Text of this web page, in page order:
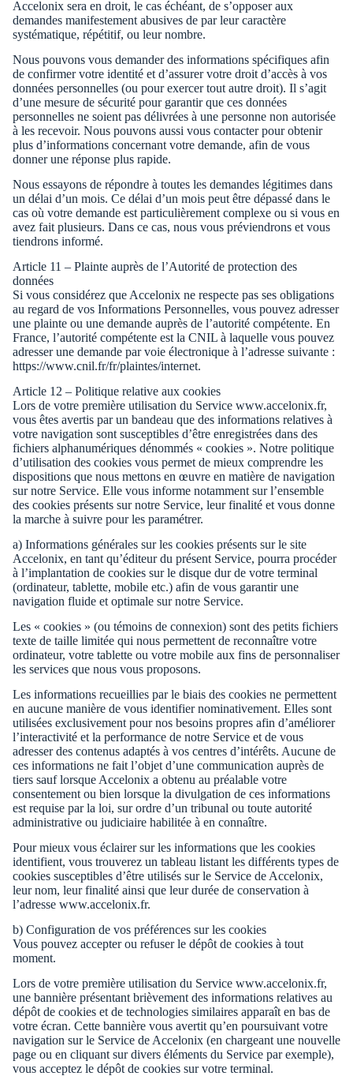
Accelonix sera en droit, le cas échéant, de s’opposer aux
demandes manifestement abusives de par leur caractère
systématique, répétitif, ou leur nombre.
Nous pouvons vous demander des informations spécifiques afin
de confirmer votre identité et d’assurer votre droit d’accès à vos
données personnelles (ou pour exercer tout autre droit). Il s’agit
d’une mesure de sécurité pour garantir que ces données
personnelles ne soient pas délivrées à une personne non autorisée
à les recevoir. Nous pouvons aussi vous contacter pour obtenir
plus d’informations concernant votre demande, afin de vous
donner une réponse plus rapide.
Nous essayons de répondre à toutes les demandes légitimes dans
un délai d’un mois. Ce délai d’un mois peut être dépassé dans le
cas où votre demande est particulièrement complexe ou si vous en
avez fait plusieurs. Dans ce cas, nous vous préviendrons et vous
tiendrons informé.
Article 11 – Plainte auprès de l’Autorité de protection des
données
Si vous considérez que Accelonix ne respecte pas ses obligations
au regard de vos Informations Personnelles, vous pouvez adresser
une plainte ou une demande auprès de l’autorité compétente. En
France, l’autorité compétente est la CNIL à laquelle vous pouvez
adresser une demande par voie électronique à l’adresse suivante :
https://www.cnil.fr/fr/plaintes/internet.
Article 12 – Politique relative aux cookies
Lors de votre première utilisation du Service www.accelonix.fr,
vous êtes avertis par un bandeau que des informations relatives à
votre navigation sont susceptibles d’être enregistrées dans des
fichiers alphanumériques dénommés « cookies ». Notre politique
d’utilisation des cookies vous permet de mieux comprendre les
dispositions que nous mettons en œuvre en matière de navigation
sur notre Service. Elle vous informe notamment sur l’ensemble
des cookies présents sur notre Service, leur finalité et vous donne
la marche à suivre pour les paramétrer.
a) Informations générales sur les cookies présents sur le site
Accelonix, en tant qu’éditeur du présent Service, pourra procéder
à l’implantation de cookies sur le disque dur de votre terminal
(ordinateur, tablette, mobile etc.) afin de vous garantir une
navigation fluide et optimale sur notre Service.
Les « cookies » (ou témoins de connexion) sont des petits fichiers
texte de taille limitée qui nous permettent de reconnaître votre
ordinateur, votre tablette ou votre mobile aux fins de personnaliser
les services que nous vous proposons.
Les informations recueillies par le biais des cookies ne permettent
en aucune manière de vous identifier nominativement. Elles sont
utilisées exclusivement pour nos besoins propres afin d’améliorer
l’interactivité et la performance de notre Service et de vous
adresser des contenus adaptés à vos centres d’intérêts. Aucune de
ces informations ne fait l’objet d’une communication auprès de
tiers sauf lorsque Accelonix a obtenu au préalable votre
consentement ou bien lorsque la divulgation de ces informations
est requise par la loi, sur ordre d’un tribunal ou toute autorité
administrative ou judiciaire habilitée à en connaître.
Pour mieux vous éclairer sur les informations que les cookies
identifient, vous trouverez un tableau listant les différents types de
cookies susceptibles d’être utilisés sur le Service de Accelonix,
leur nom, leur finalité ainsi que leur durée de conservation à
l’adresse www.accelonix.fr.
b) Configuration de vos préférences sur les cookies
Vous pouvez accepter ou refuser le dépôt de cookies à tout
moment.
Lors de votre première utilisation du Service www.accelonix.fr,
une bannière présentant brièvement des informations relatives au
dépôt de cookies et de technologies similaires apparaît en bas de
votre écran. Cette bannière vous avertit qu’en poursuivant votre
navigation sur le Service de Accelonix (en chargeant une nouvelle
page ou en cliquant sur divers éléments du Service par exemple),
vous acceptez le dépôt de cookies sur votre terminal.